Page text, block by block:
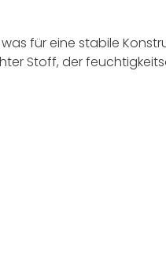
für eine stabile
Stoff, der